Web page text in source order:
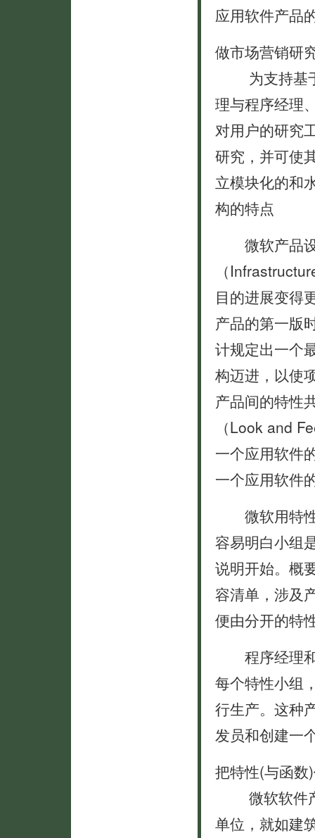
应用软件产品
做市场营销研
为支持基于
理与程序经理
对用户的研究
研究，并可使
立模块化的和
构的特点
微软产品设
（
目的进展变得
产品的第一版
计规定出一个
构迈进，以使
产品间的特性
（Look and
一个应用软件
一个应用软件
微软用特性
容易明白小组
说明开始。概
容清单，涉及
便由分开的特
程序经理和
每个特性小组
行生产。这种
发员和创建一
把特性(与函数
微软软件产
单位，就如建